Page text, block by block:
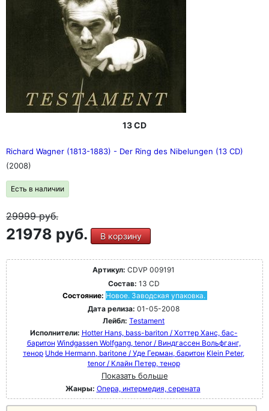
13 CD
Richard Wagner (1813-1883) - Der Ring des Nibelungen (13 CD)
(2008)
Есть в наличии
29999руб.
21978 руб. В корзину
Артикул: CDVP 009191
Состав: 13 CD
Состояние: Новое. Заводская упаковка.
Дата релиза: 01-05-2008
Лейбл: Testament
Исполнители: Hotter Hans, bass-bariton / Хоттер Ханс, бас-
баритон Windgassen Wolfgang, tenor / Виндгассен Вольфганг,
тенор Uhde Hermann, baritone / Уде Герман, баритон Klein Peter,
tenor / Клайн Петер, тенор
Показать больше
Жанры: Опера, интермедия, серената